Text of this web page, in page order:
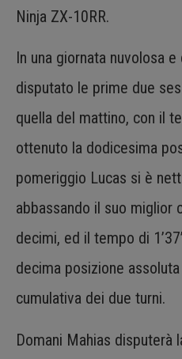
Ninja ZX-10RR.
In una giornata nuvolosa
disputato le prime due
quella del mattino, con il
ottenuto la dodicesima
pomeriggio Lucas si è
abbassando il suo miglior
decimi, ed il tempo di
decima posizione
cumulativa dei due turni.
Domani Mahias disputerà